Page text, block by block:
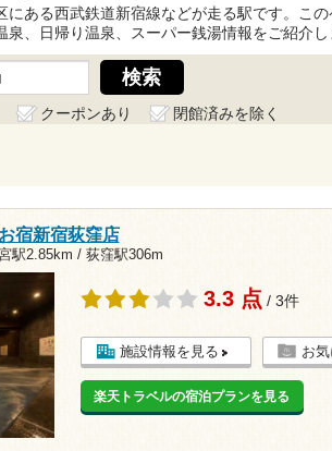
にある西武鉄道新宿線などが走る駅です。こ
泉、日帰り温泉、スーパー銭湯情報をご紹介し
クーポンあり
閉館済みを除く
宿新宿荻窪店
駅2.85km / 荻窪駅306m
3.3 点 / 3件
施設情報を見る お
楽天トラベルの宿泊プランを見る